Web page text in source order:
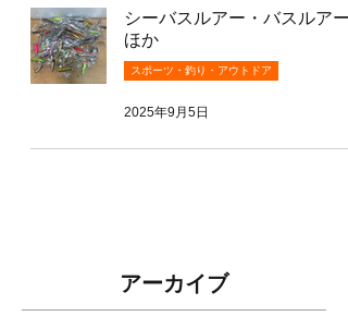
シーバスルアー・バスルアー
ほか
スポーツ・釣り・アウトドア
2025年9月5日
アーカイブ